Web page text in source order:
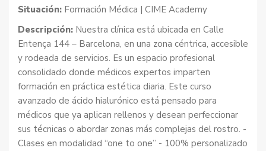
Situación: Formación Médica | CIME Academy
Descripción: Nuestra clínica está ubicada en Calle
Entença 144 – Barcelona, en una zona céntrica, accesible
y rodeada de servicios. Es un espacio profesional
consolidado donde médicos expertos imparten
formación en práctica estética diaria. Este curso
avanzado de ácido hialurónico está pensado para
médicos que ya aplican rellenos y desean perfeccionar
sus técnicas o abordar zonas más complejas del rostro. -
Clases en modalidad “one to one” - 100% personalizado